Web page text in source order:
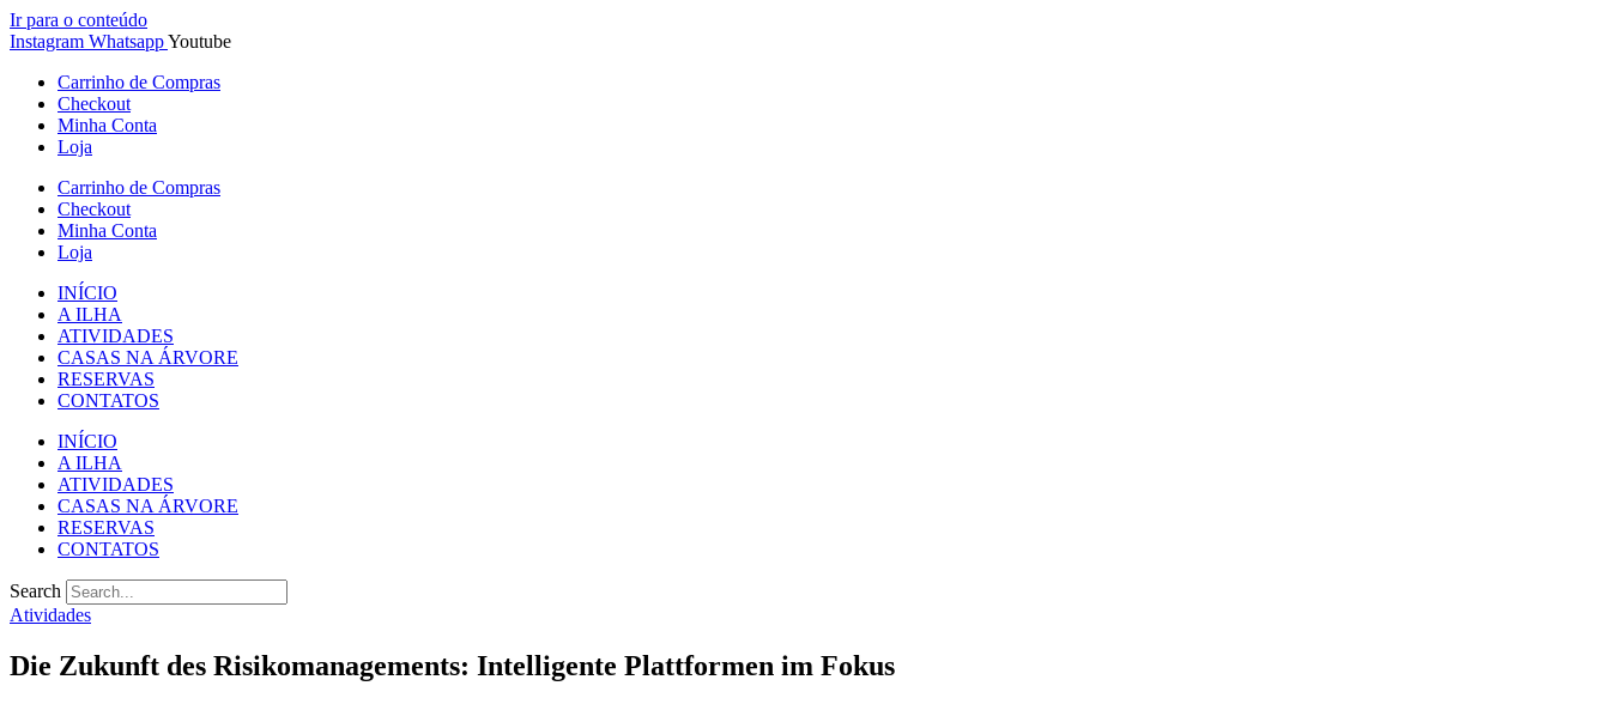
Ir para o conteúdo
Instagram WhatsappYoutube
Carrinho de Compras
Checkout
Minha Conta
Loja
Carrinho de Compras
Checkout
Minha Conta
Loja
INÍCIO
A ILHA
ATIVIDADES
CASAS NA ÁRVORE
RESERVAS
CONTATOS
INÍCIO
A ILHA
ATIVIDADES
CASAS NA ÁRVORE
RESERVAS
CONTATOS
Search
Atividades
Die Zukunft des Risikomanagements: Intelligente Plattformen im Fokus